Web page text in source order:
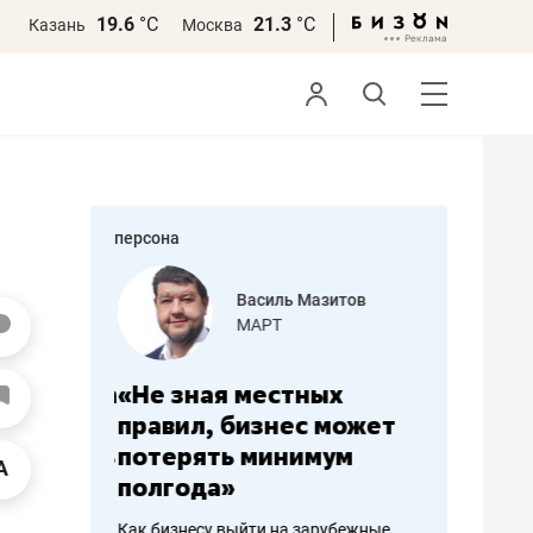
Казань 19.6 °С Москва 21.3 °С
персона
работа
Василь Мазитов
МАРТ
«Не зная местных
правил, бизнес может
потерять минимум
полгода»